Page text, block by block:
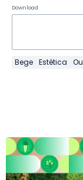
Download
Bege Estética